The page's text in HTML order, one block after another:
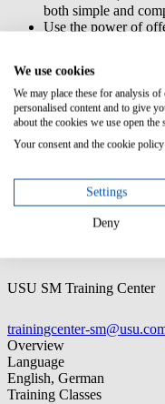
both simple and
Use the power of
Dive into settings
and their integration
Prior knowledge:
PC skills
Target group:
Process owner for
USU SM Training Center
trainingcenter-
Overview
Language
English, German
Training Classes
We use cookies
We may place these for analysis
personalised content and to give
about the cookies we use open the
Your consent and the cookie
Settings
Deny